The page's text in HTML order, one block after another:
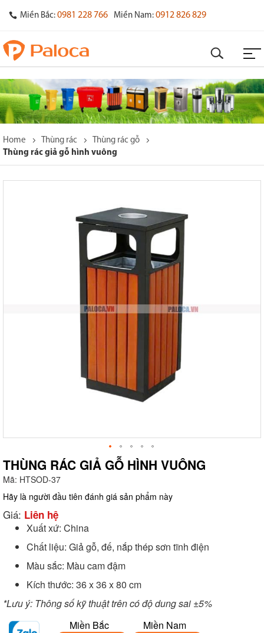
Miền Bắc: 0981 228 766 Miền Nam: 0912 826 829
Home Thùng rác
Thùng rác gỗ
Thùng rác giả gỗ hình vuông
THÙNG RÁC GIẢ GỖ HÌNH VUÔNG
Mã: HTSOD-37
Hãy là người đầu tiên đánh giá sản phẩm này
Giá: Liên hệ
Xuất xứ: China
Chất liệu: Giả gỗ, đế, nắp thép sơn tĩnh điện
Màu sắc: Màu cam đậm
Kích thước: 36 x 36 x 80 cm
*Lưu ý: Thông số kỹ thuật trên có độ dung sai ±5%
Miền Bắc
Miền Nam